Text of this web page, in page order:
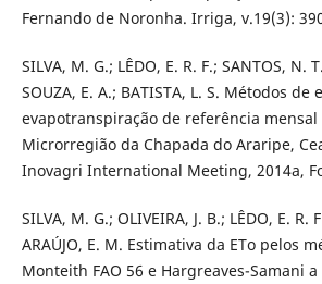
Fernando de Noronha. Irriga, v.19(3):
SILVA, M. G.; LÊDO, E. R. F.; SANTOS, N.
SOUZA, E. A.; BATISTA, L. S. Métodos de
evapotranspiração de referência mensal
Microrregião da Chapada do Araripe,
Inovagri International Meeting, 2014a,
SILVA, M. G.; OLIVEIRA, J. B.; LÊDO, E. R.
ARAÚJO, E. M. Estimativa da ETo pelos
Monteith FAO 56 e Hargreaves-Samani